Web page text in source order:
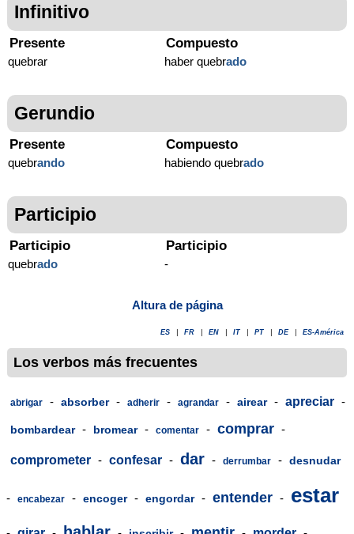
Infinitivo
Presente
quebrar
Compuesto
haber quebrado
Gerundio
Presente
quebrando
Compuesto
habiendo quebrado
Participio
Participio
quebrado
Participio
-
Altura de página
ES FR EN IT PT DE ES-América
Los verbos más frecuentes
abrigar - absorber - adherir - agrandar - airear - apreciar -
bombardear - bromear - comentar - comprar -
comprometer - confesar - dar - derrumbar - desnudar
- encabezar - encoger - engordar - entender - estar